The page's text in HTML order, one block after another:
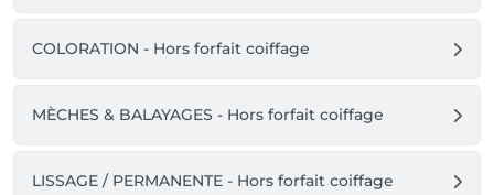
COLORATION - Hors forfait coiffage
MÈCHES & BALAYAGES - Hors forfait coiffage
LISSAGE / PERMANENTE - Hors forfait coiffage